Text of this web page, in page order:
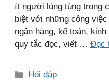
ít người lúng túng trong
biệt với những công
ngân hàng, kế toán,
quy tắc đọc, viết … Đọc
Danh
Hỏi đáp